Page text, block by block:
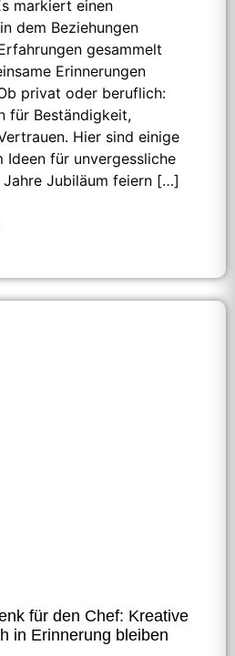
markiert einen
dem Beziehungen
gesammelt
Erinnerungen
privat oder beruflich:
für Beständigkeit,
Hier sind einige
Ideen für unvergessliche
Jahre Jubiläum feiern […]
für den Chef: Kreative
in Erinnerung bleiben